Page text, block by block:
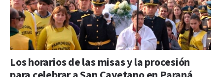
Los horarios de las misas y la procesión